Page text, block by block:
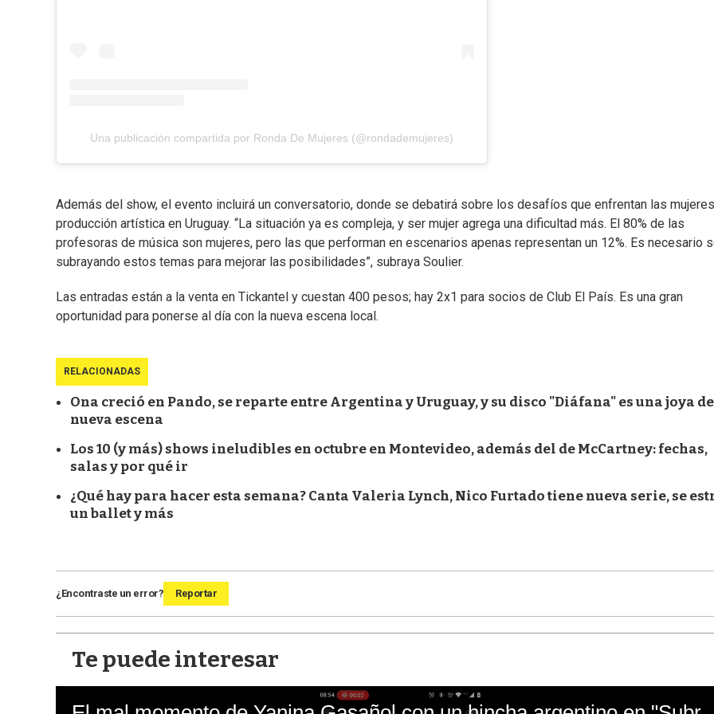
Una publicación compartida por Ronda De Mujeres (@rondademujeres)
Además del show, el evento incluirá un conversatorio, donde se debatirá sobre los desafíos que enfrentan las
producción artística en Uruguay. “La situación ya es compleja, y ser mujer agrega una dificultad más. El 80% de las
profesoras de música son mujeres, pero las que performan en escenarios apenas representan un 12%. Es necesario
subrayando estos temas para mejorar las posibilidades”, subraya Soulier.
Las entradas están a la venta en Tickantel y cuestan 400 pesos; hay 2x1 para socios de Club El País. Es una gran
oportunidad para ponerse al día con la nueva escena local.
RELACIONADAS
Ona creció en Pando, se reparte entre Argentina y Uruguay, y su disco "Diáfana" es una joya
nueva escena
Los 10 (y más) shows ineludibles en octubre en Montevideo, además del de McCartney: fechas,
salas y por qué ir
¿Qué hay para hacer esta semana? Canta Valeria Lynch, Nico Furtado tiene nueva serie, se
un ballet y más
¿Encontraste un error? Reportar
Te puede interesar